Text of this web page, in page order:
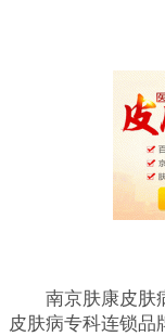
南京肤康皮肤病
皮肤病专科连锁品